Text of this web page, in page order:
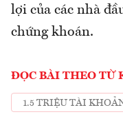
lợi của các nhà
chứng khoán.
ĐỌC BÀI THEO TỪ
1.5 TRIỆU TÀI